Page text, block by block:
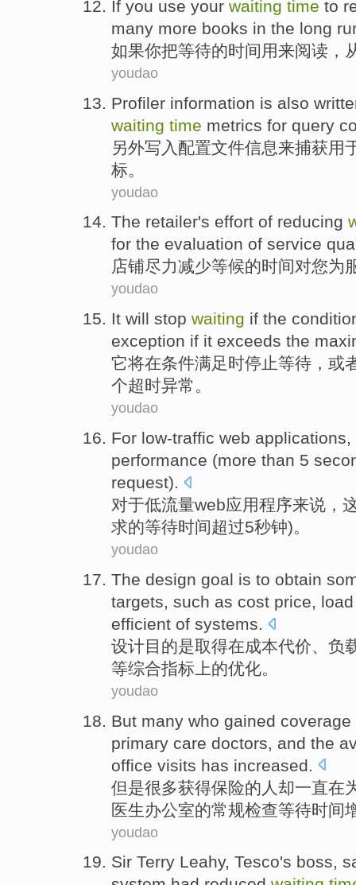
If you use your waiting time to
many more books in the long
如果你把等待的时间用来阅读 ，
youdao
Profiler information is also
waiting time metrics for query
另外写入 配置文件信息来捕获用
标。
youdao
The retailer's effort of reducing
for the evaluation of service
店铺尽力减少等候的时间对您为
youdao
It will stop waiting if the
exception if it exceeds the
它将在条件满足时停止等待 ， 或
个超时异常 。
youdao
For low-traffic web applications,
performance (more than 5
request).
对于低流量web应用程序来说，
求的等待时间超过5秒钟)。
youdao
The design goal is to obtain
targets, such as cost price, load
efficient of systems.
设计目的是取得在成本代价、 负
等综合指标 上的优化。
youdao
But many who gained coverage
primary care doctors , and the
office visits has increased
但是很多获得保险的人 却一直在
医生办公室的常规检查等待时间
youdao
Sir Terry Leahy, Tesco's boss,